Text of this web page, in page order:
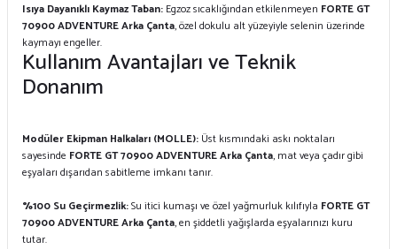
Isıya Dayanıklı Kaymaz Taban: Egzoz sıcaklığından etkilenmeyen FORTE GT
70900 ADVENTURE Arka Çanta, özel dokulu alt yüzeyiyle selenin üzerinde
kaymayı engeller.
Kullanım Avantajları ve Teknik
Donanım
Modüler Ekipman Halkaları (MOLLE): Üst kısmındaki askı noktaları
sayesinde FORTE GT 70900 ADVENTURE Arka Çanta, mat veya çadır gibi
eşyaları dışarıdan sabitleme imkanı tanır.
%100 Su Geçirmezlik:Su itici kumaşı ve özel yağmurluk kılıfıyla FORTE GT
70900 ADVENTURE Arka Çanta, en şiddetli yağışlarda eşyalarınızı kuru
tutar.